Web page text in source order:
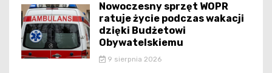
Nowoczesny sprzęt WOPR
ratuje życie podczas wakacji
dzięki Budżetowi
Obywatelskiemu
9 sierpnia 2026